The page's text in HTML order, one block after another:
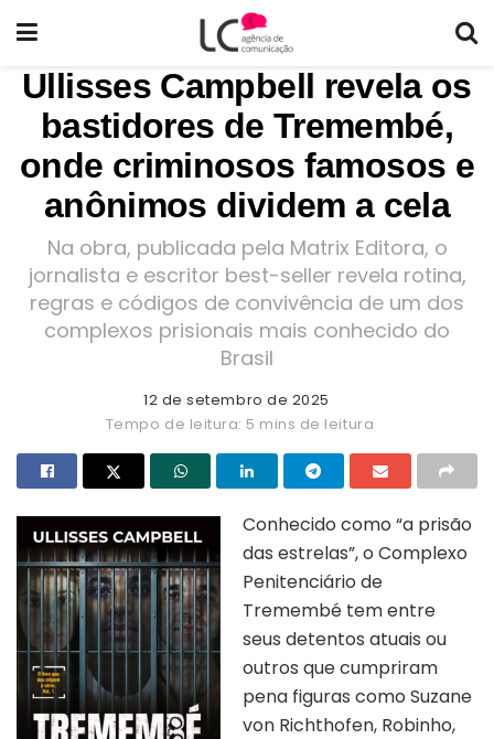
Ullisses Campbell revela os
bastidores de Tremembé,
onde criminosos famosos e
anônimos dividem a cela
Na obra, publicada pela Matrix Editora, o
jornalista e escritor best-seller revela rotina,
regras e códigos de convivência de um dos
complexos prisionais mais conhecido do
Brasil
12 de setembro de 2025
Tempo de leitura: 5 mins de leitura
Conhecido como “a prisão
das estrelas”, o Complexo
Penitenciário de
Tremembé tem entre
seus detentos atuais ou
outros que cumpriram
pena figuras como Suzane
von Richthofen, Robinho,